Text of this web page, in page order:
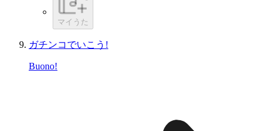
マイうた
ガチンコでいこう!
Buono!